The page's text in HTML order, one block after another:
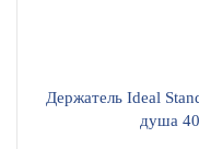
Держатель Ideal
душа